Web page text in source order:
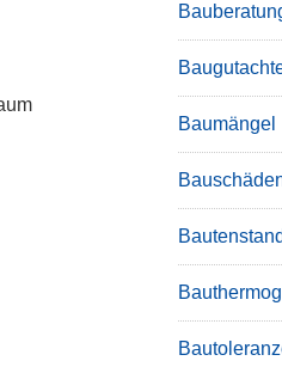
Baumängel